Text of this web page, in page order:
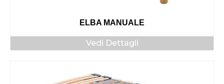
ELBA MANUALE
Vedi Dettagli